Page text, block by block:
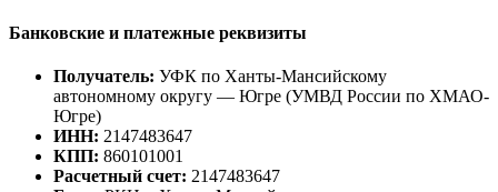
Банковские и платежные реквизиты
Получатель: УФК по Ханты-Мансийскому
автономному округу — Югре (УМВД России по ХМАО-
Югре)
ИНН: 2147483647
КПП: 860101001
Расчетный счет: 2147483647